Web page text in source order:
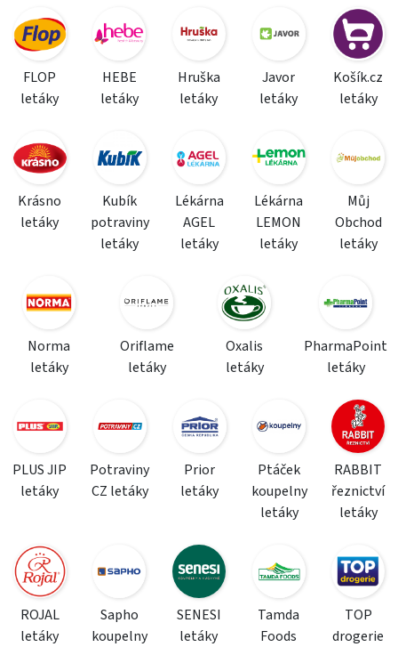
FLOP
letáky
HEBE
letáky
Hruška
letáky
Javor
letáky
Košík.cz
letáky
Krásno
letáky
Kubík
potraviny
letáky
Lékárna
AGEL
letáky
Lékárna
LEMON
letáky
Můj
Obchod
letáky
Norma
letáky
Oriflame
letáky
Oxalis
letáky
PharmaPoint
letáky
PLUS JIP
letáky
Potraviny
CZ letáky
Prior
letáky
Ptáček
koupelny
letáky
RABBIT
řeznictví
letáky
ROJAL
letáky
Sapho
koupelny
SENESI
letáky
Tamda
Foods
TOP
drogerie